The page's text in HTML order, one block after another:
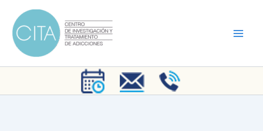
contenido